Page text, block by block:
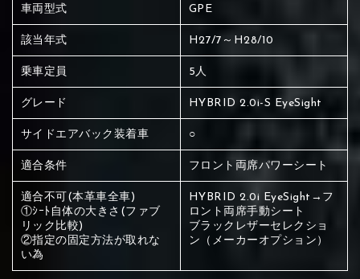
赤く塗られている場所を選択
ください
赤く塗られている部分にカラ
車両型式 GPE
該当年式 H27/7～H28/10
乗車定員 5人
グレード HYBRID 2.0i-S EyeSight
サイドエアバック装着車 ○
適合条件 フロント両席パワーシート
適合不可(本革車全車)
①ｼｰﾄ自体の大きさ(ファブ
リック比較)
②指定の固定方法が取れな
い為
HYBRID 2.0i EyeSight→フ
ロント両席手動シート
ブラックレザーセレクショ
ン（メーカーオプション）